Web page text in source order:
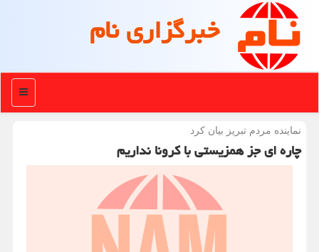
خبرگزاری نام
منو
نماینده مردم تبریز بیان كرد
چاره ای جز همزیستی با كرونا نداریم